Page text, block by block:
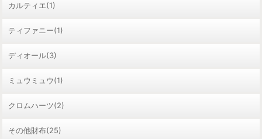
カルティエ(1)
ティファニー(1)
ディオール(3)
ミュウミュウ(1)
クロムハーツ(2)
その他財布(25)